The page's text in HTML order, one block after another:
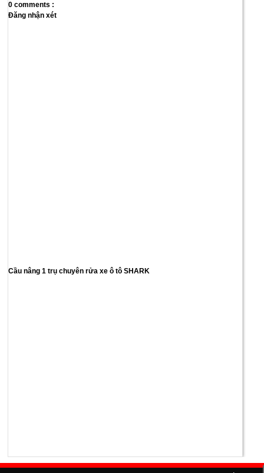
0 comments :
Đăng nhận xét
Cầu nâng 1 trụ chuyên rửa xe ô tô SHARK